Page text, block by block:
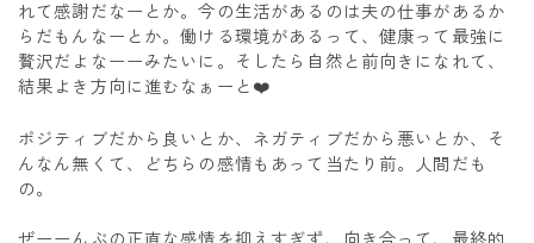
れて感謝だなーとか。今の生活があるのは夫の仕事があるか
らだもんなーとか。働ける環境があるって、健康って最強に
贅沢だよなーーみたいに。そしたら自然と前向きになれて、
結果よき方向に進むなぁーと❤️
ポジティブだから良いとか、ネガティブだから悪いとか、そ
んなん無くて、どちらの感情もあって当たり前。人間だも
の。